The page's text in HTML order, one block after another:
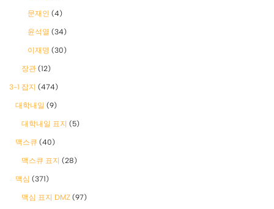
문재인 (4)
윤석열 (34)
이재명 (30)
장관 (12)
3-1 잡지 (474)
대학내일 (9)
대학내일 표지 (5)
맥스큐 (40)
맥스큐 표지 (28)
맥심 (371)
맥심 표지 DMZ (97)